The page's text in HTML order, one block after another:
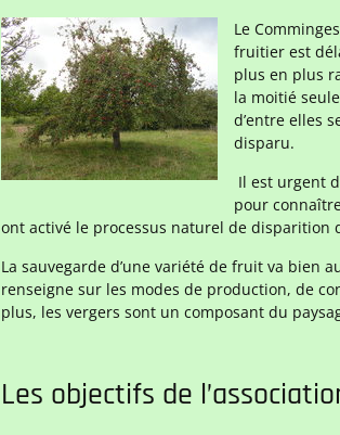
Le
fruitier est
plus en plus
la moitié
d’entre elles
disparu.
Il est urgent
pour
ont activé le processus naturel de disparition
La sauvegarde d’une variété de fruit va bien
renseigne sur les modes de production, de
plus, les vergers sont un composant du
Les objectifs de